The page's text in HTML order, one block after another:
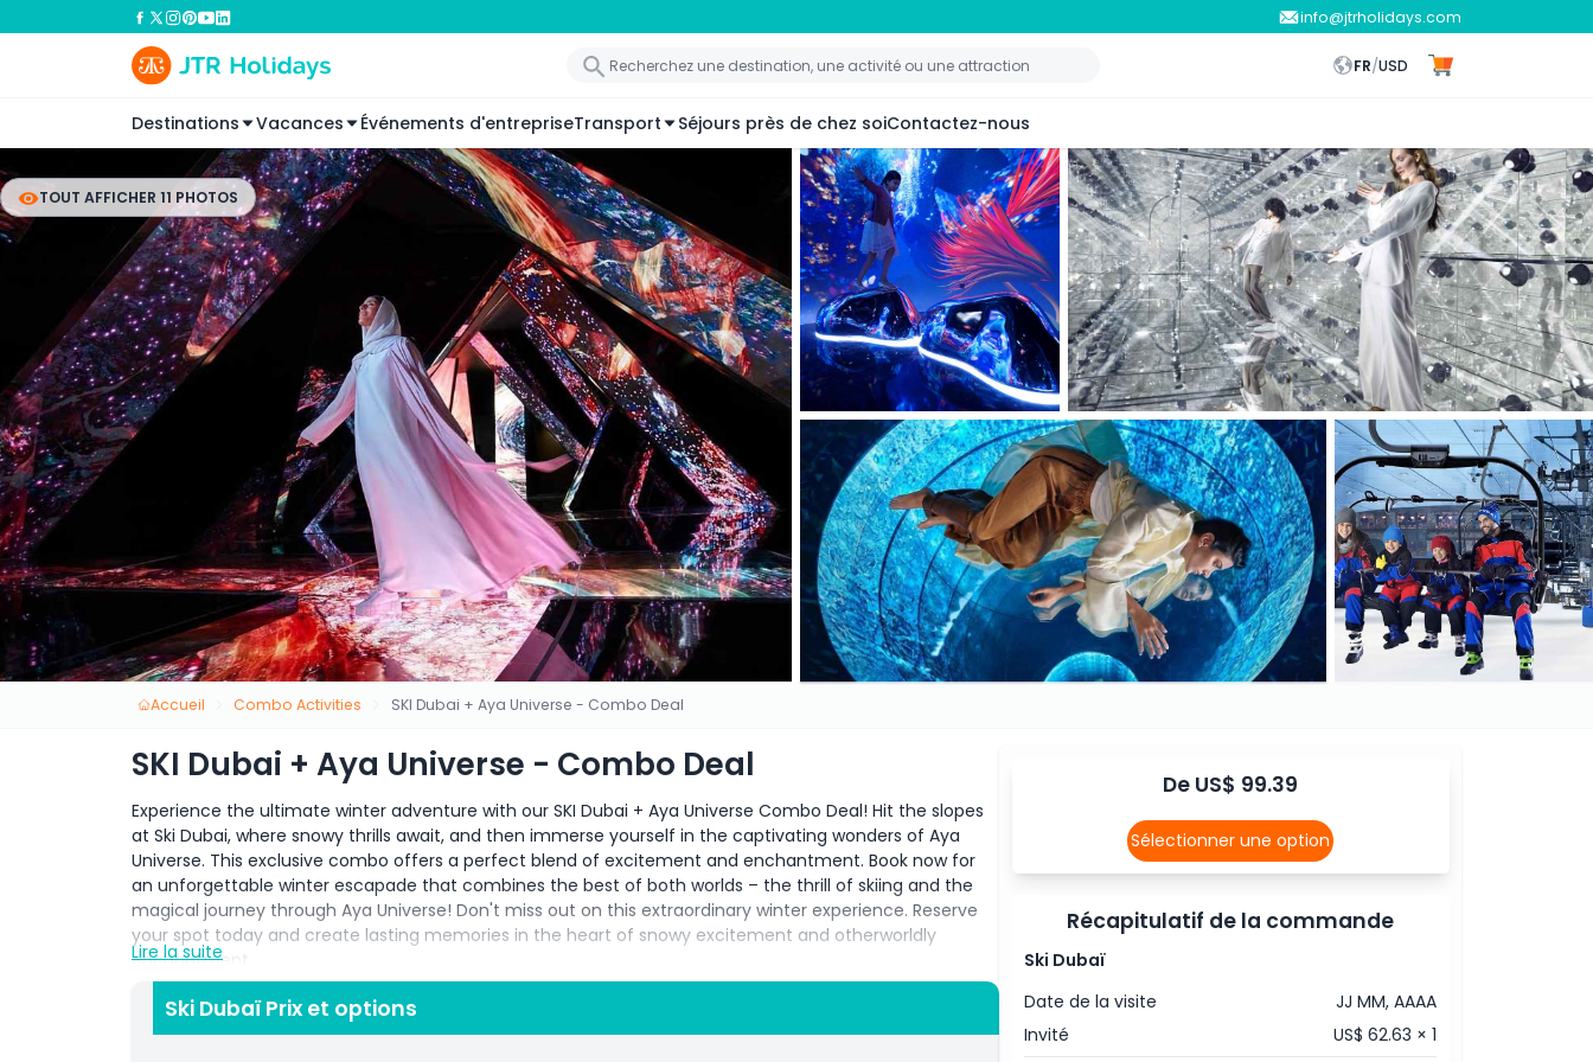
info@jtrholidays.com
FR/USD
Destinations Vacances Événements d'entrepriseTransport Séjours près de chez soiContactez-nous
TOUT AFFICHER 11 PHOTOS
Accueil Combo Activities SKI Dubai + Aya Universe - Combo Deal
SKI Dubai + Aya Universe - Combo Deal
Experience the ultimate winter adventure with our SKI Dubai + Aya Universe Combo Deal! Hit the slopes
at Ski Dubai, where snowy thrills await, and then immerse yourself in the captivating wonders of Aya
Universe. This exclusive combo offers a perfect blend of excitement and enchantment. Book now for
an unforgettable winter escapade that combines the best of both worlds – the thrill of skiing and the
magical journey through Aya Universe! Don't miss out on this extraordinary winter experience. Reserve
your spot today and create lasting memories in the heart of snowy excitement and otherworldly
enchantment.
Ticket & Admission Guidelines:
The tickets for both parks last for more than 30 days. You can use the tickets on two different
Lire la suite
Ski Dubaï Prix et options
De US$ 99.39
Sélectionner une option
Récapitulatif de la commande
Ski Dubaï
Date de la visite
JJ MM, AAAA
Invité
US$ 62.63 × 1